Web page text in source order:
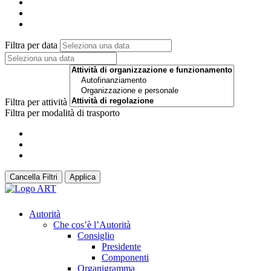
Filtra per data
Filtra per attività
Filtra per modalità di trasporto
Cancella Filtri Applica
Autorità
Che cos’è l’Autorità
Consiglio
Presidente
Componenti
Organigramma